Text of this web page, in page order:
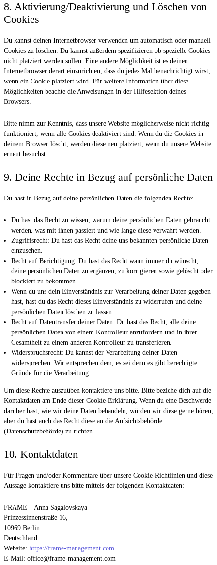
8. Aktivierung/Deaktivierung und Löschen von
Cookies
Du kannst deinen Internetbrowser verwenden um automatisch oder manuell
Cookies zu löschen. Du kannst außerdem spezifizieren ob spezielle Cookies
nicht platziert werden sollen. Eine andere Möglichkeit ist es deinen
Internetbrowser derart einzurichten, dass du jedes Mal benachrichtigt wirst,
wenn ein Cookie platziert wird. Für weitere Information über diese
Möglichkeiten beachte die Anweisungen in der Hilfesektion deines
Browsers.
Bitte nimm zur Kenntnis, dass unsere Website möglicherweise nicht richtig
funktioniert, wenn alle Cookies deaktiviert sind. Wenn du die Cookies in
deinem Browser löscht, werden diese neu platziert, wenn du unsere Website
erneut besuchst.
9. Deine Rechte in Bezug auf persönliche Daten
Du hast in Bezug auf deine persönlichen Daten die folgenden Rechte:
Du hast das Recht zu wissen, warum deine persönlichen Daten gebraucht
werden, was mit ihnen passiert und wie lange diese verwahrt werden.
Zugriffsrecht: Du hast das Recht deine uns bekannten persönliche Daten
einzusehen.
Recht auf Berichtigung: Du hast das Recht wann immer du wünscht,
deine persönlichen Daten zu ergänzen, zu korrigieren sowie gelöscht oder
blockiert zu bekommen.
Wenn du uns dein Einverständnis zur Verarbeitung deiner Daten gegeben
hast, hast du das Recht dieses Einverständnis zu widerrufen und deine
persönlichen Daten löschen zu lassen.
Recht auf Datentransfer deiner Daten: Du hast das Recht, alle deine
persönlichen Daten von einem Kontrolleur anzufordern und in ihrer
Gesamtheit zu einem anderen Kontrolleur zu transferieren.
Widerspruchsrecht: Du kannst der Verarbeitung deiner Daten
widersprechen. Wir entsprechen dem, es sei denn es gibt berechtigte
Gründe für die Verarbeitung.
Um diese Rechte auszuüben kontaktiere uns bitte. Bitte beziehe dich auf die
Kontaktdaten am Ende dieser Cookie-Erklärung. Wenn du eine Beschwerde
darüber hast, wie wir deine Daten behandeln, würden wir diese gerne hören,
aber du hast auch das Recht diese an die Aufsichtsbehörde
(Datenschutzbehörde) zu richten.
10. Kontaktdaten
Für Fragen und/oder Kommentare über unsere Cookie-Richtlinien und diese
Aussage kontaktiere uns bitte mittels der folgenden Kontaktdaten:
FRAME – Anna Sagalovskaya
Prinzessinnenstraße 16,
10969 Berlin
Deutschland
Website: https://frame-management.com
E-Mail: office@frame-management.com